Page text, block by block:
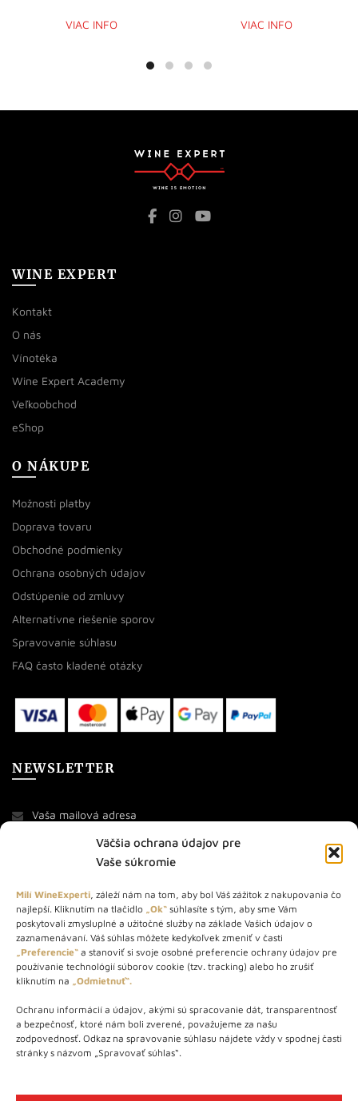
Väčšia ochrana údajov pre
Vaše súkromie
Milí WineExperti, záleží nám na tom, aby bol Váš zážitok z nakupovania čo
najlepší. Kliknutím na tlačidlo „Ok“ súhlasíte s tým, aby sme Vám
poskytovali zmysluplné a užitočné služby na základe Vašich údajov o
zaznamenávaní. Váš súhlas môžete kedykoľvek zmeniť v časti
„Preferencie“ a stanoviť si svoje osobné preferencie ochrany údajov pre
používanie technológií súborov cookie (tzv. tracking) alebo ho zrušiť
kliknutím na „Odmietnuť“.
Ochranu informácií a údajov, akými sú spracovanie dát, transparentnosť
a bezpečnosť, ktoré nám boli zverené, považujeme za našu
zodpovednosť. Odkaz na spravovanie súhlasu nájdete vždy v spodnej časti
stránky s názvom „Spravovať súhlas“.
VIAC INFO VIAC INFO
WINE EXPERT
Kontakt
O nás
Vínotéka
Wine Expert Academy
Veľkoobchod
eShop
O NÁKUPE
Možnosti platby
Doprava tovaru
Obchodné podmienky
Ochrana osobných údajov
Odstúpenie od zmluvy
Alternatívne riešenie sporov
Spravovanie súhlasu
FAQ často kladené otázky
NEWSLETTER
O NÁS
STORE – obchod s vínom a destilátmi od roku 2010. Na našej
webovej stránke predávame viac ako 1000+ značkových
produktov.
Info tel.: +421 917 779 888
Vínotéka: +421 917 888 879
Vínotéka: Bratislavská 49/B, Bratislava 841 06